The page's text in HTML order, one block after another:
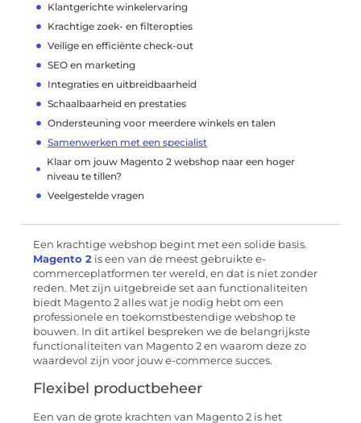
Klantgerichte winkelervaring
Krachtige zoek- en filteropties
Veilige en efficiënte check-out
SEO en marketing
Integraties en uitbreidbaarheid
Schaalbaarheid en prestaties
Ondersteuning voor meerdere winkels en talen
Samenwerken met een specialist
Klaar om jouw Magento 2 webshop naar een hoger
niveau te tillen?
Veelgestelde vragen
Een krachtige webshop begint met een solide basis.
Magento 2 is een van de meest gebruikte e-
commerceplatformen ter wereld, en dat is niet zonder
reden. Met zijn uitgebreide set aan functionaliteiten
biedt Magento 2 alles wat je nodig hebt om een
professionele en toekomstbestendige webshop te
bouwen. In dit artikel bespreken we de belangrijkste
functionaliteiten van Magento 2 en waarom deze zo
waardevol zijn voor jouw e-commerce succes.
Flexibel productbeheer
Een van de grote krachten van Magento 2 is het